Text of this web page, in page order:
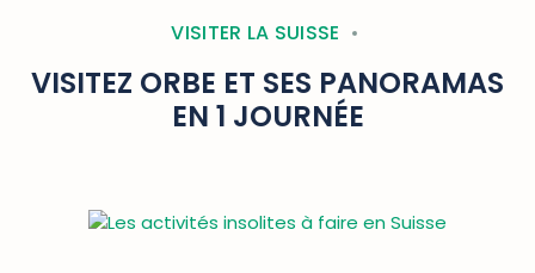
VISITER LA SUISSE
VISITEZ ORBE ET SES PANORAMAS
EN 1 JOURNÉE